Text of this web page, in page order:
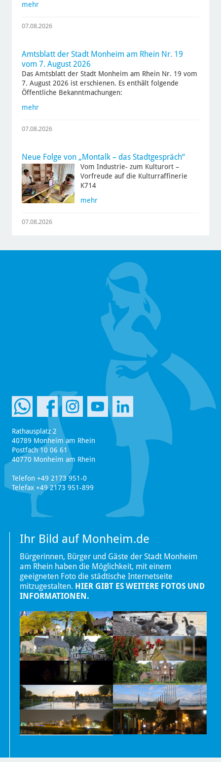
mehr
07.08.2026
Amtsblatt der Stadt Monheim am Rhein Nr. 19
vom 7. August 2026
Das Amtsblatt der Stadt Monheim am Rhein Nr. 19 vom
7. August 2026 ist erschienen. Es enthält folgende
Öffentliche Bekanntmachungen:
mehr
07.08.2026
Neue Folge von „Montalk – das Stadtgespräch“
Vom Industrie- zum Kulturort –
Vorfreude auf die Kulturraffinerie
K714
mehr
07.08.2026
Rathausplatz 2
40789 Monheim am Rhein
Postfach 10 06 61
40770 Monheim am Rhein
Telefon +49 2173 951-0
Telefax +49 2173 951-899
Ihr Bild auf Monheim.de
Bürgerinnen, Bürger und Gäste der Stadt Monheim
am Rhein haben die Möglichkeit, mit einem
geeigneten Foto die städtische Internetseite
mitzugestalten. HIER GIBT ES WEITERE FOTOS UND
INFORMATIONEN.